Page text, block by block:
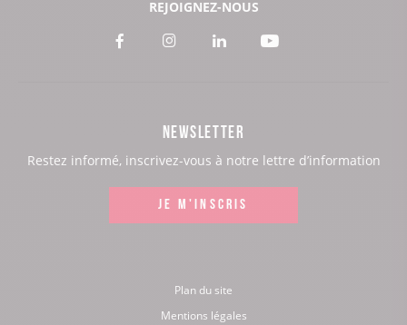
REJOIGNEZ-NOUS
Voir
Facebook
Voir
Instagram
Voir
LinkedIn
Voir
Youtube
NEWSLETTER
Restez informé, inscrivez-vous à notre lettre d’information
JE M'INSCRIS
Plan du site
Mentions légales